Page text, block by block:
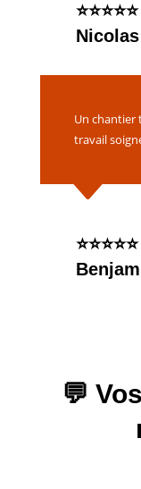
⭐️⭐️⭐️⭐️⭐️
Un chantier
travail
C
⭐️⭐️⭐️⭐️⭐️
💬